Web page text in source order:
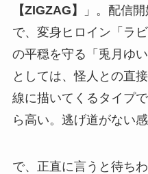
【ZIGZAG】
」。配信
で、変身ヒロイン「ラ
の平穏を守る「兎月ゆ
としては、怪人との直
線に描いてくるタイプ
ら高い。逃げ道がない
で、正直に言うと待ち